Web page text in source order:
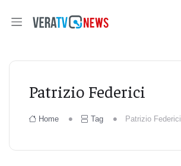
Patrizio Federici
Home Tag Patrizio Federici